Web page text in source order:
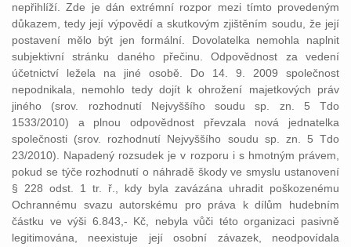
nepřihlíží. Zde je dán extrémní rozpor mezi tímto provedeným
důkazem, tedy její výpovědí a skutkovým zjištěním soudu, že její
postavení mělo být jen formální. Dovolatelka nemohla naplnit
subjektivní stránku daného přečinu. Odpovědnost za vedení
účetnictví ležela na jiné osobě. Do 14. 9. 2009 společnost
nepodnikala, nemohlo tedy dojít k ohrožení majetkových práv
jiného (srov. rozhodnutí Nejvyššího soudu sp. zn. 5 Tdo
1533/2010) a plnou odpovědnost převzala nová jednatelka
společnosti (srov. rozhodnutí Nejvyššího soudu sp. zn. 5 Tdo
23/2010). Napadený rozsudek je v rozporu i s hmotným právem,
pokud se týče rozhodnutí o náhradě škody ve smyslu ustanovení
§ 228 odst. 1 tr. ř., kdy byla zavázána uhradit poškozenému
Ochrannému svazu autorskému pro práva k dílům hudebním
částku ve výši 6.843,- Kč, nebyla vůči této organizaci pasivně
legitimována, neexistuje její osobní závazek, neodpovídala